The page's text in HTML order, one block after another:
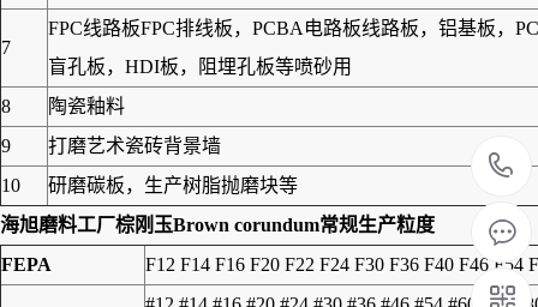
7
FPC线路板FPC排线板，PCBA电路板线路板，铝基板，
盲孔板，HDI板，阻埋孔板等喷砂用
8
陶瓷釉料
9
打磨艺术瓷砖背景墙
10
研磨碳板，生产树脂抛磨块等
海旭磨料工厂棕刚玉Brown corundum常规生产粒度
FEPA
F12 F14 F16 F20 F22 F24 F30 F36 F40 F46 F54